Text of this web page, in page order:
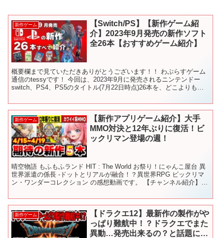
新作ゲーム
【Switch/PS】【新作ゲーム紹
介】2023年9月発売の新作ソフト
全26本【おすすめゲーム紹介】
概要欄まで見ていただきありがとうございます！！ わぷらすゲーム
通信のtessyです！ 今回は、2023年9月に発売されるニンテンドー
switch、PS4、PS5のタイトル(7月22日時点)26本を、どこよりも先
新作ゲーム
【新作アプリゲーム紹介】大手
MMO対決と12年ぶりに復活！ビ
ックリマン登場の週！
晴空物語 もふもふランド HIT : The World お祭り！にゃんこ屋台 異
世界派遣の係長 -ドットとリアルが融合！？異世界RPG ビックリマ
ン・ワンダーコレクション の感想動画です。 【チャンネル紹介】
新作ゲーム
【ドラクエ12】最新作の製作がや
っぱり難航中！？ドラクエでまた
異動…発売出来るの？と話題に…